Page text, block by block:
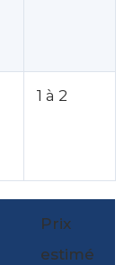
1 à 2
Prix
estimé